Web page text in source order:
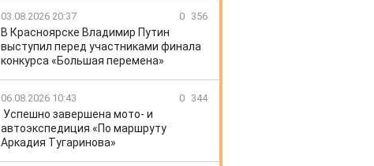
03.08.2026 20:37 0 356
В Красноярске Владимир Путин
выступил перед участниками финала
конкурса «Большая перемена»
06.08.2026 10:43 0 344
Успешно завершена мото- и
автоэкспедиция «По маршруту
Аркадия Тугаринова»